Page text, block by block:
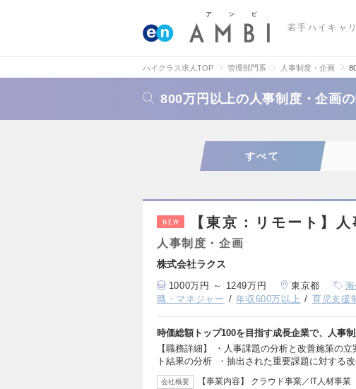
若手ハイキャ
ハイクラス求人TOP 管理部門系 人事制度・企画
800万円以上の人事制度・企画
すべて
NEW 【東京：リモート】
人事制度・企画
株式会社ラクス
1000万円 ～ 1249万円 東京都
職・マネジャー
年収600万以上 育児支援
時価総額トップ100を目指す成長企業で、人事
【職務詳細】 ・人事課題の分析と改善施策の
ト結果の分析 ・抽出された重要課題に対する改
会社概要
【事業内容】 クラウド事業／IT人材事